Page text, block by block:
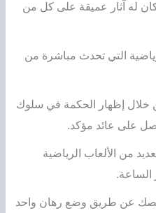
كان له آثار عميقة على كل من
التي تحدث مباشرة من
خلال إظهار الحكمة في سلوك
على عائد مؤكد.
من الألعاب الرياضية
الساعة.
عن طريق وضع رهان واحد